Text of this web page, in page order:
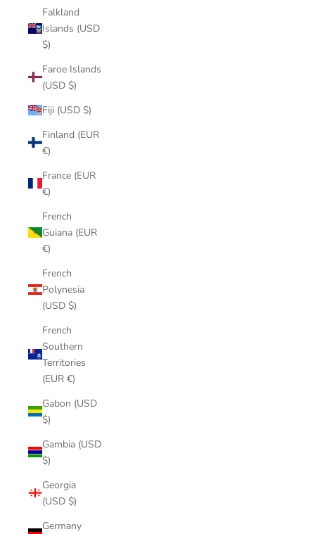
Falkland
Islands (USD
$)
Faroe Islands
(USD $)
Fiji (USD $)
Finland (EUR
€)
France (EUR
€)
French
Guiana (EUR
€)
French
Polynesia
(USD $)
French
Southern
Territories
(EUR €)
Gabon (USD
$)
Gambia (USD
$)
Georgia
(USD $)
Germany